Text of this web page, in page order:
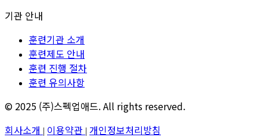
기관 안내
훈련기관 소개
훈련제도 안내
훈련 진행 절차
훈련 유의사항
© 2025 (주)스펙업애드. All rights reserved.
회사소개 | 이용약관 | 개인정보처리방침